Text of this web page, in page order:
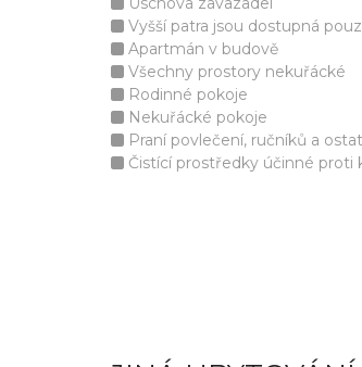
Vyšší patra jsou dostupná
Apartmán v budově
Všechny prostory nekuřácké
Rodinné pokoje
Nekuřácké pokoje
Praní povlečení, ručníků a
Čistící prostředky účinné proti